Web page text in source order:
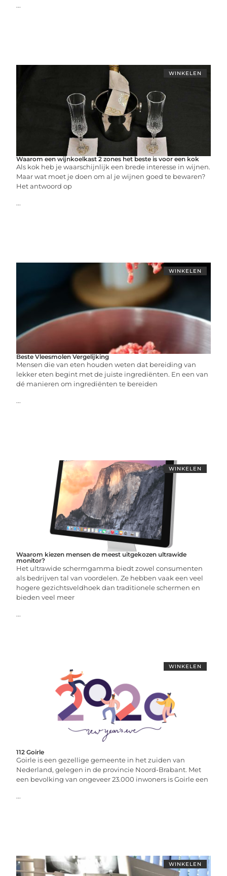
...
WINKELEN
Waarom een wijnkoelkast 2 zones het beste is voor een kok
Als kok heb je waarschijnlijk een brede interesse in wijnen.
Maar wat moet je doen om al je wijnen goed te bewaren?
Het antwoord op
...
WINKELEN
Beste Vleesmolen Vergelijking
Mensen die van eten houden weten dat bereiding van
lekker eten begint met de juiste ingrediënten. En een van
dé manieren om ingrediënten te bereiden
...
WINKELEN
Waarom kiezen mensen de meest uitgekozen ultrawide
monitor?
Het ultrawide schermgamma biedt zowel consumenten
als bedrijven tal van voordelen. Ze hebben vaak een veel
hogere gezichtsveldhoek dan traditionele schermen en
bieden veel meer
...
WINKELEN
112 Goirle
Goirle is een gezellige gemeente in het zuiden van
Nederland, gelegen in de provincie Noord-Brabant. Met
een bevolking van ongeveer 23.000 inwoners is Goirle een
...
WINKELEN